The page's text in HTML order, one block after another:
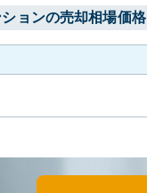
ョンの売却相場価格